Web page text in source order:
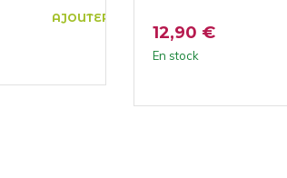
AJOUTER AU PANIER
12,90 €
En stock